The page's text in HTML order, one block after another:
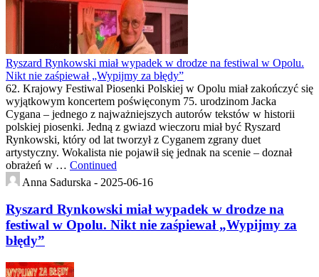
Ryszard Rynkowski miał wypadek w drodze na festiwal w Opolu.
Nikt nie zaśpiewał „Wypijmy za błędy”
62. Krajowy Festiwal Piosenki Polskiej w Opolu miał zakończyć się
wyjątkowym koncertem poświęconym 75. urodzinom Jacka
Cygana – jednego z najważniejszych autorów tekstów w historii
polskiej piosenki. Jedną z gwiazd wieczoru miał być Ryszard
Rynkowski, który od lat tworzył z Cyganem zgrany duet
artystyczny. Wokalista nie pojawił się jednak na scenie – doznał
obrażeń w … Continued
Anna Sadurska - 2025-06-16
Ryszard Rynkowski miał wypadek w drodze na
festiwal w Opolu. Nikt nie zaśpiewał „Wypijmy za
błędy”